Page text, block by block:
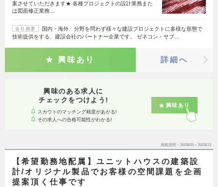
案させていただきます★ 各種プロジェクトの設計業務また
は図面修正業務…
会社概要
国内・海外、分野を問わず様々な建設プロジェクトに多様な形態で
技術提供をする、建設会社のパートナー企業です。 ゼネコン・サブ…
興味あり 詳細へ
興味のある求人に
チェックをつけよう!
スカウトのマッチング精度があがる!
その求人への合格可能性がわかる!
興味あり
掲載期間 26/08/05～26/08/23
【希望勤務地配属】ユニットハウスの建築設
計/オリジナル製品でお客様の空間課題を企画
提案頂く仕事です